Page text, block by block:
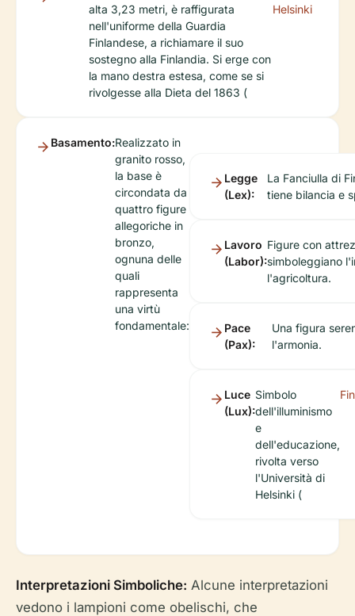
alta 3,23 metri, è raffigurata
nell'uniforme della Guardia
Finlandese, a richiamare il suo
sostegno alla Finlandia. Si erge con
la mano destra estesa, come se si
rivolgesse alla Dieta del 1863 (
Helsinki
Basamento:Realizzato in
granito rosso,
la base è
circondata da
quattro figure
allegoriche in
bronzo,
ognuna delle
quali
rappresenta
una virtù
fondamentale:
Legge
(Lex):
La Fanciulla di
tiene bilancia e
Lavoro
(Labor):
Figure con
simboleggiano
l'agricoltura.
Pace
(Pax):
Una figura
l'armonia.
Luce
(Lux):
Simbolo
dell'illuminismo
e
dell'educazione,
rivolta verso
l'Università di
Helsinki (
Interpretazioni Simboliche: Alcune interpretazioni
vedono i lampioni come obelischi, che